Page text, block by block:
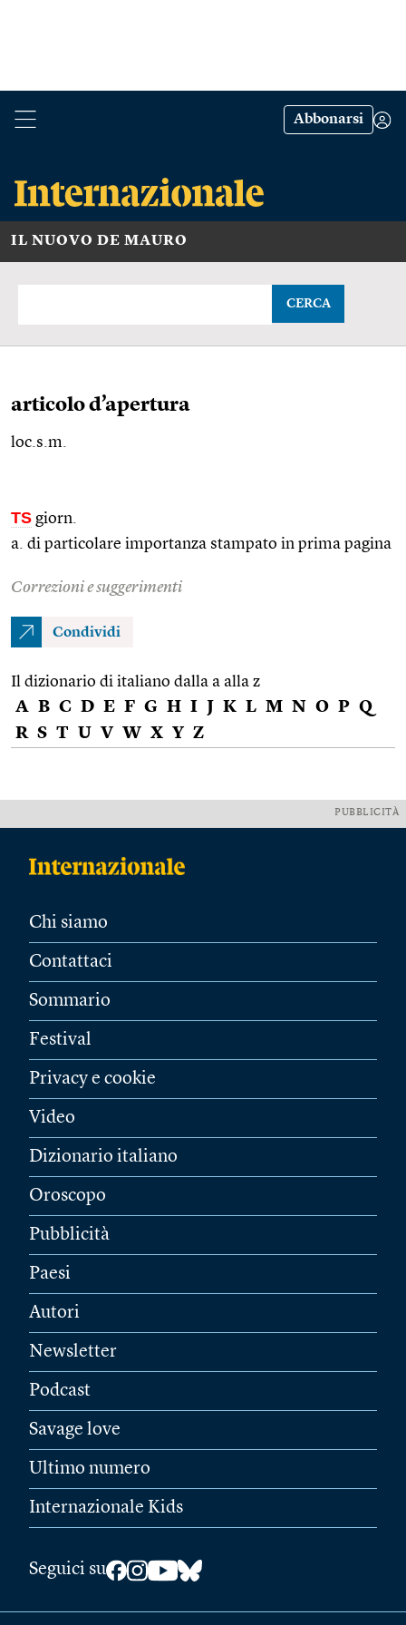
Abbonarsi
IL NUOVO DE MAURO
CERCA
articolo d’apertura
loc.s.m.
TS giorn.
a. di particolare importanza stampato in prima pagina
Correzioni e suggerimenti
Condividi
Il dizionario di italiano dalla a alla z
A B C D E F G H I J K L M N O P Q
R S T U V W X Y Z
PUBBLICITÀ
Chi siamo
Contattaci
Sommario
Festival
Privacy e cookie
Video
Dizionario italiano
Oroscopo
Pubblicità
Paesi
Autori
Newsletter
Podcast
Savage love
Ultimo numero
Internazionale Kids
Seguici su